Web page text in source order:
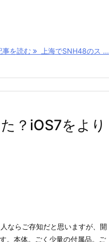
事を読む 上海でSNH48のス ...
？iOS7をより
ならご存知だと思いますが、開
。本体。ごく少量の付属品。ご